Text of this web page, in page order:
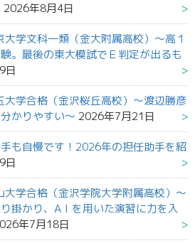
2026年8月4日
大学文科一類（金大附属高校）～高１
。最後の東大模試でＥ判定が出るも
日
大学合格（金沢桜丘高校）～渡辺勝彦
かりやすい～ 2026年7月21日
も自慢です！2026年の担任助手を紹
日
大学合格（金沢学院大学附属高校）～
掛かり、AＩを用いた演習に力を入
年7月18日